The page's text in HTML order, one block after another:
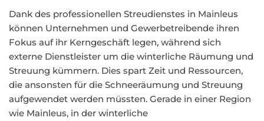
Dank des professionellen Streudienstes in Mainleus
können Unternehmen und Gewerbetreibende ihren
Fokus auf ihr Kerngeschäft legen, während sich
externe Dienstleister um die winterliche Räumung und
Streuung kümmern. Dies spart Zeit und Ressourcen,
die ansonsten für die Schneeräumung und Streuung
aufgewendet werden müssten. Gerade in einer Region
wie Mainleus, in der winterliche